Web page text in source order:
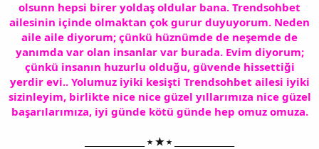
olsunn hepsi birer yoldaş oldular bana. Trendsohbet
ailesinin içinde olmaktan çok gurur duyuyorum. Neden
aile aile diyorum; çünkü hüznümde de neşemde de
yanımda var olan insanlar var burada. Evim diyorum;
çünkü insanın huzurlu olduğu, güvende hissettiği
yerdir evi.. Yolumuz iyiki kesişti Trendsohbet ailesi iyiki
sizinleyim, birlikte nice nice güzel yıllarımıza nice güzel
başarılarımıza, iyi günde kötü günde hep omuz omuza.
______________ ⭑ ★ ⭑ ______________